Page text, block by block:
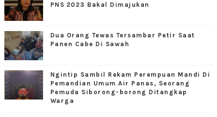
PNS 2023 Bakal Dimajukan
Dua Orang Tewas Tersambar Petir Saat
Panen Cabe Di Sawah
Ngintip Sambil Rekam Perempuan Mandi Di
Pemandian Umum Air Panas, Seorang
Pemuda Siborong-borong Ditangkap
Warga